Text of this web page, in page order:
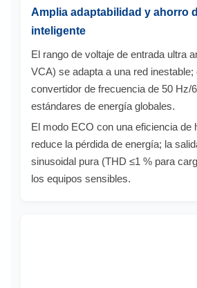
Amplia adaptabilidad y ahorro
inteligente
El rango de voltaje de entrada ultra
VCA) se adapta a una red inestable;
convertidor de frecuencia de 50 Hz/
estándares de energía globales.
El modo ECO con una eficiencia de
reduce la pérdida de energía; la
sinusoidal pura (THD ≤1 % para
los equipos sensibles.